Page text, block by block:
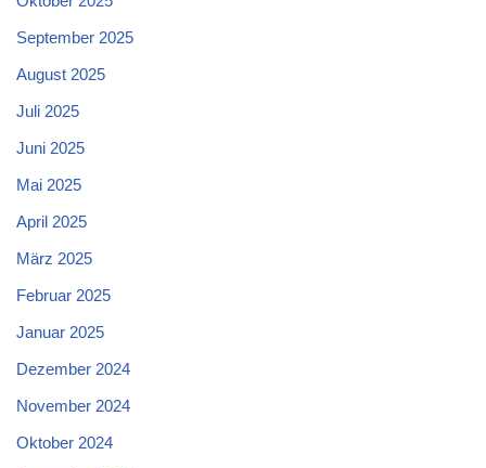
September 2025
August 2025
Juli 2025
Juni 2025
Mai 2025
April 2025
März 2025
Februar 2025
Januar 2025
Dezember 2024
November 2024
Oktober 2024